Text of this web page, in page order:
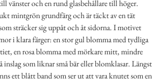
vänster och en rund glasbehållare till höger.
mintgrön grundfärg och är täckt av en tät
sträcker sig uppåt och åt sidorna. I motivet
i klara färger: en stor gul blomma med tydliga
en rosa blomma med mörkare mitt, mindre
som liknar små bär eller blomklasar. Längst
ett blått band som ser ut att vara knutet som en